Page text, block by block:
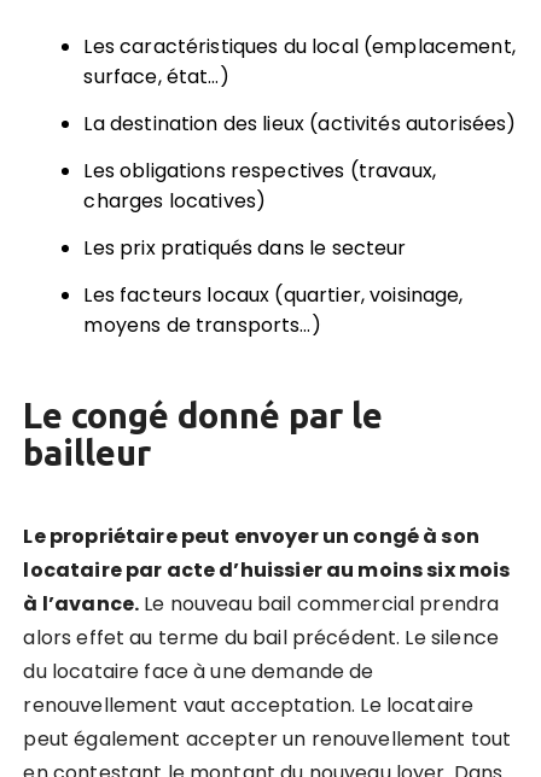
Les caractéristiques du local (emplacement,
surface, état…)
La destination des lieux (activités autorisées)
Les obligations respectives (travaux,
charges locatives)
Les prix pratiqués dans le secteur
Les facteurs locaux (quartier, voisinage,
moyens de transports…)
Le congé donné par le
bailleur
Le propriétaire peut envoyer un congé à son
locataire par acte d’huissier au moins six mois
à l’avance. Le nouveau bail commercial prendra
alors effet au terme du bail précédent. Le silence
du locataire face à une demande de
renouvellement vaut acceptation. Le locataire
peut également accepter un renouvellement tout